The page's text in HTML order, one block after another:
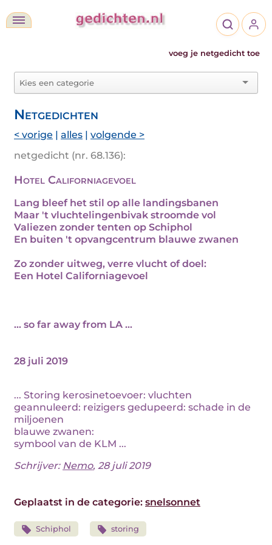
voeg je netgedicht toe
Netgedichten
< vorige | alles | volgende >
netgedicht (nr. 68.136):
Hotel Californiagevoel
Lang bleef het stil op alle landingsbanen
Maar 't vluchtelingenbivak stroomde vol
Valiezen zonder tenten op Schiphol
En buiten 't opvangcentrum blauwe zwanen
Zo zonder uitweg, verre vlucht of doel:
Een Hotel Californiagevoel
... so far away from LA ...
28 juli 2019
... Storing kerosinetoevoer: vluchten
geannuleerd: reizigers gedupeerd: schade in de
miljoenen
blauwe zwanen:
symbool van de KLM ...
Schrijver: Nemo, 28 juli 2019
Geplaatst in de categorie: snelsonnet
Schiphol storing